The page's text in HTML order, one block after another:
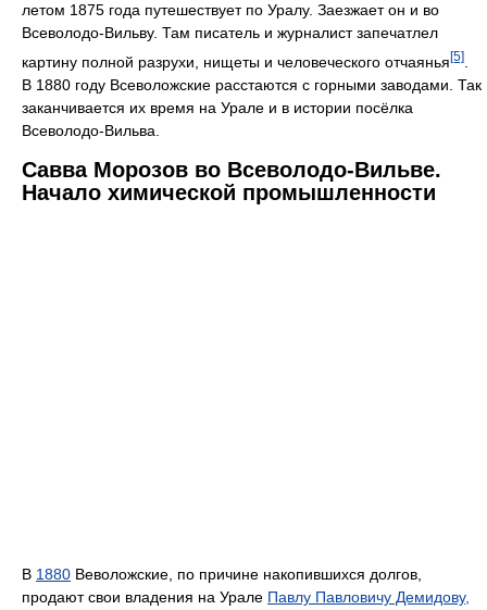
летом 1875 года путешествует по Уралу. Заезжает он и во
Всеволодо-Вильву. Там писатель и журналист запечатлел
картину полной разрухи, нищеты и человеческого отчаянья [5]
В 1880 году Всеволожские расстаются с горными заводами. Так
заканчивается их время на Урале и в истории посёлка
Всеволодо-Вильва.
Савва Морозов во Всеволодо-Вильве.
Начало химической промышленности
В 1880 Веволожские, по причине накопившихся долгов,
продают свои владения на Урале Павлу Павловичу Демидову,